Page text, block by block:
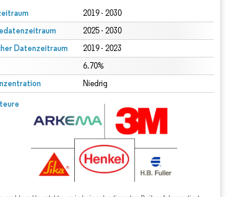
2019 - 2030
2025 - 2030
Datenzeitraum 2019 - 2023
6.70%
Niedrig